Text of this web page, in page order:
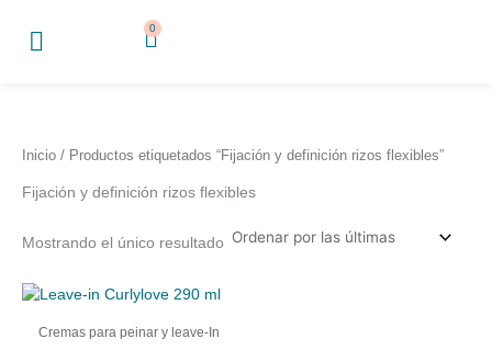
0
Cart
Inicio / Productos etiquetados “Fijación y definición rizos flexibles”
Fijación y definición rizos flexibles
Mostrando el único resultado
Cremas para peinar y leave-In